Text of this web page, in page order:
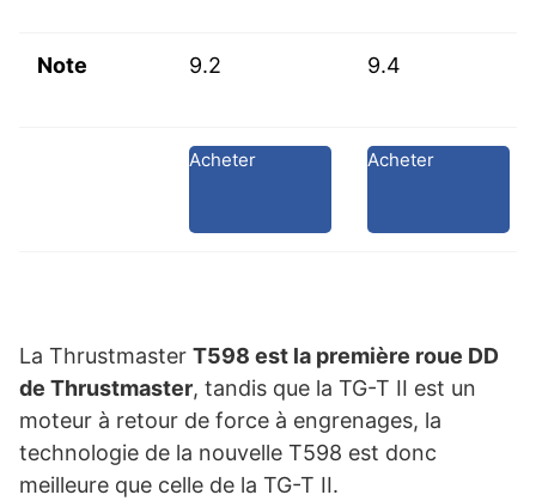
Note 9.2 9.4
Acheter Acheter
La Thrustmaster T598 est la première roue DD
de Thrustmaster, tandis que la TG-T II est un
moteur à retour de force à engrenages, la
technologie de la nouvelle T598 est donc
meilleure que celle de la TG-T II.